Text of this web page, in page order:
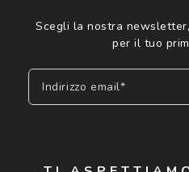
Brand
Metodi di pagamento
I miei ordini
Scegli la nostra
per il tuo
Indirizzo email*